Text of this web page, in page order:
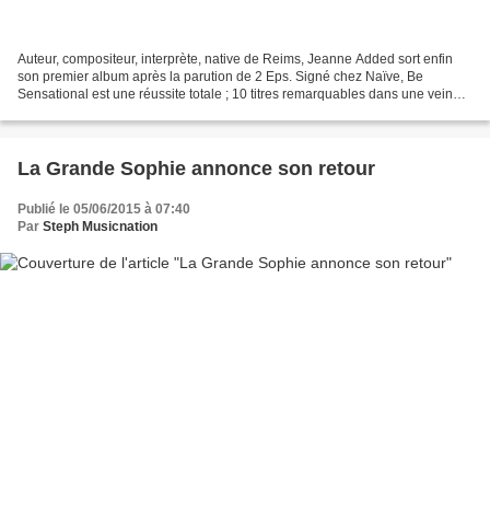
Auteur, compositeur, interprète, native de Reims, Jeanne Added sort enfin
son premier album après la parution de 2 Eps. Signé chez Naïve, Be
Sensational est une réussite totale ; 10 titres remarquables dans une veine
La Grande Sophie annonce son retour
Publié le 05/06/2015 à 07:40
Par Steph Musicnation